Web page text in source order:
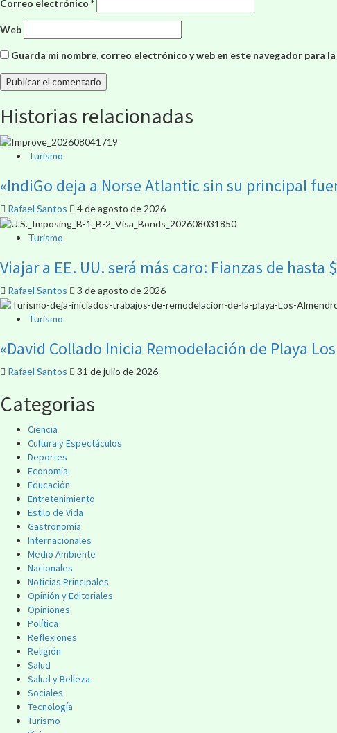
Correo electrónico *
Web
Guarda mi nombre, correo electrónico y web en este navegador para
Historias relacionadas
Turismo
«IndiGo deja a Norse Atlantic sin su principal
Rafael Santos 4 de agosto de 2026
Turismo
Viajar a EE. UU. será más caro: Fianzas de
Rafael Santos 3 de agosto de 2026
Turismo
«David Collado Inicia Remodelación de Playa
Rafael Santos 31 de julio de 2026
Categorias
Ciencia
Cultura y Espectáculos
Deportes
Economía
Educación
Entretenimiento
Estilo de Vida
Gastronomía
Internacionales
Medio Ambiente
Nacionales
Noticias Principales
Opinión y Editoriales
Opiniones
Política
Reflexiones
Religión
Salud
Salud y Belleza
Sociales
Tecnología
Turismo